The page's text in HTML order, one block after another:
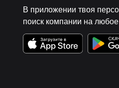
В приложении твоя
поиск компании на